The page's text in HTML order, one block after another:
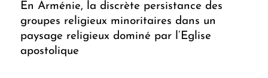
En Arménie, la discrète persistance des
groupes religieux minoritaires dans un
paysage religieux dominé par l’Eglise
apostolique